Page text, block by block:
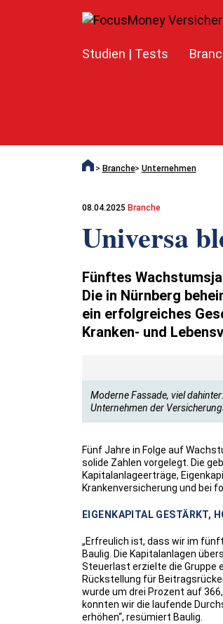
Studien | Tests
Branche Unternehmen
08.04.2025 Branche
Universa
Fünftes
Die in Nürnberg
ein erfolgreiches
Kranken- und
Moderne Fassade, viel
Unternehmen der
Fünf Jahre in Folge auf
solide Zahlen vorgelegt. Die
Kapitalanlageerträge,
Krankenversicherung und bei
EIGENKAPITAL GESTÄRKT,
„Erfreulich ist, dass wir im
Baulig. Die Kapitalanlagen
Steuerlast erzielte die Gruppe
Rückstellung für
wurde um drei Prozent auf
konnten wir die laufende
erhöhen“, resümiert Baulig.